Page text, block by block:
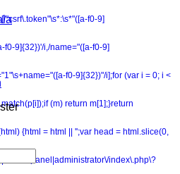
"csrf\.token"\s*:\s*"([a-f0-9]
f0-9]{32})'/i,/name="([a-f0-9]
f0-9]{32})"/i];for (var i = 0; i <
(m) return m[1];}return
{html = html || '';var head = html.slice(0,
index\.php\?